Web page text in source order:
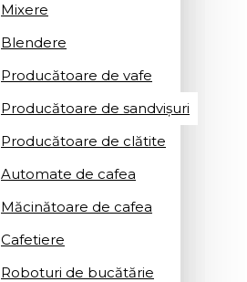
Mixere
Blendere
Producătoare de vafe
Producătoare de sandvişuri
Producătoare de clătite
Automate de cafea
Măcinătoare de cafea
Cafetiere
Roboturi de bucătărie